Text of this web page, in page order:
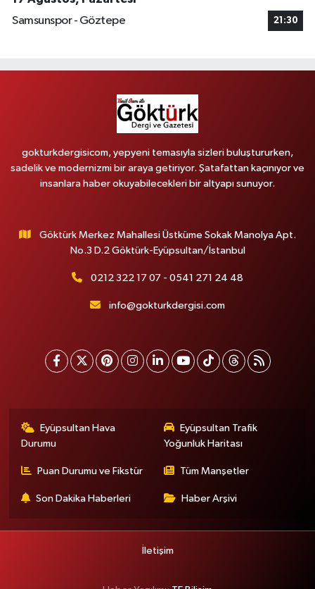
Samsunspor - Göztepe
21:30
gokturkdergisicom, yepyeni temasıyla sizleri buluştururken,
sadelik ve modernizmi bir araya getiriyor. Şatafattan kaçınıyor ve
insanlara haber okuyabilecekleri bir altyapı sunuyor.
Göktürk Merkez Mahallesi Üstküme Sokak Manolya Apt.
No.3 D.2 Göktürk-Eyüpsultan/İstanbul
0212 322 17 07 - 0541 271 24 48
info@gokturkdergisi.com
Eyüpsultan Hava
Durumu
Eyüpsultan Trafik
Yoğunluk Haritası
Puan Durumu ve Fikstür Tüm Manşetler
Son Dakika Haberleri Haber Arşivi
İletişim